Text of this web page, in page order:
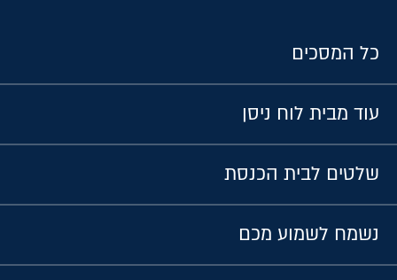
כל המסכים
עוד מבית לוח ניסן
שלטים לבית הכנסת
נשמח לשמוע מכם